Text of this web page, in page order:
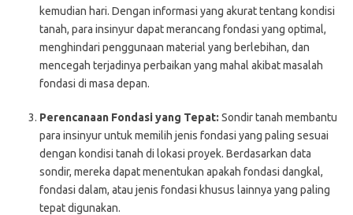
kemudian hari. Dengan informasi yang akurat tentang kondisi
tanah, para insinyur dapat merancang fondasi yang optimal,
menghindari penggunaan material yang berlebihan, dan
mencegah terjadinya perbaikan yang mahal akibat masalah
fondasi di masa depan.
Perencanaan Fondasi yang Tepat: Sondir tanah membantu
para insinyur untuk memilih jenis fondasi yang paling sesuai
dengan kondisi tanah di lokasi proyek. Berdasarkan data
sondir, mereka dapat menentukan apakah fondasi dangkal,
fondasi dalam, atau jenis fondasi khusus lainnya yang paling
tepat digunakan.